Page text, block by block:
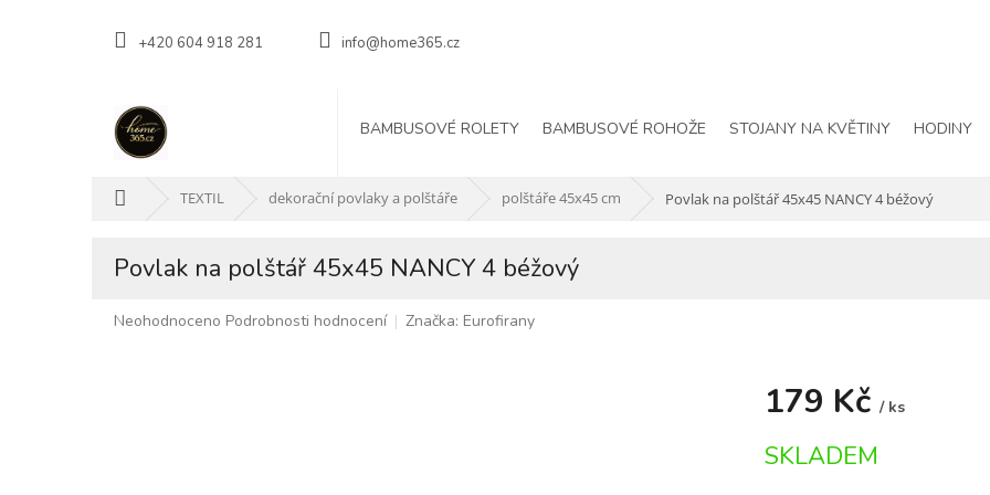
+420 604 918 281 info@home365.cz
BAMBUSOVÉ ROLETY BAMBUSOVÉ ROHOŽE STOJANY NA KVĚTINY HODINY
TEXTIL dekorační povlaky a polštáře polštáře 45x45 cm Povlak na polštář 45x45 NANCY 4 béžový
Povlak na polštář 45x45 NANCY 4 béžový
Průměrné
Neohodnoceno Podrobnosti hodnocení Značka: Eurofirany
179 Kč / ks
cena:
SKLADEM